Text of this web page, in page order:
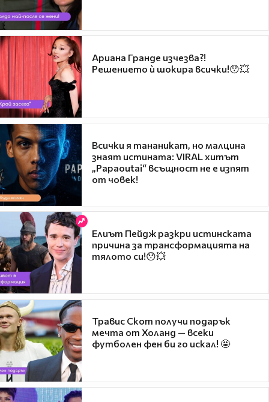
Ариана Гранде изчезва?!
Решението ѝ шокира всички!😯💥
Всички я тананикат, но малцина
знаят истината: VIRAL хитът
„Papaoutai“ всъщност не е изпят
от човек!
Елиът Пейдж разкри истинската
причина за трансформацията на
тялото си!😯💥
Травис Скот получи подарък
мечта от Холанд — всеки
футболен фен би го искал! 🤩